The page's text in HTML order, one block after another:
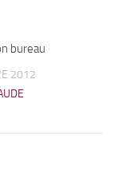
bureau
2012